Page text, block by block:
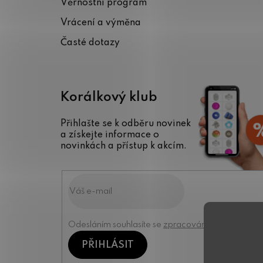
Věrnostní program
Vrácení a výměna
Časté dotazy
Korálkový klub
Přihlašte se k odběru novinek
a získejte informace o
novinkách a přístup k akcím.
Odesláním souhlasíte se zpracováním osobních
PŘIHLÁSIT